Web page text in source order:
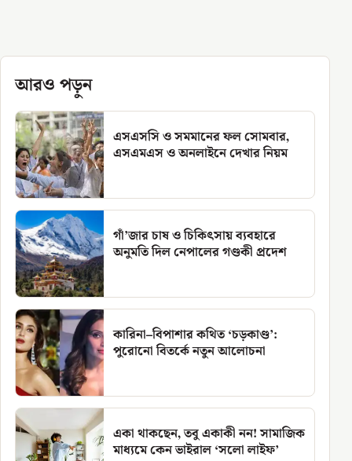
আরও পড়ুন
এসএসসি ও সমমানের ফল সোমবার,
এসএমএস ও অনলাইনে দেখার নিয়ম
গাঁ’জার চাষ ও চিকিৎসায় ব্যবহারে
অনুমতি দিল নেপালের গণ্ডকী প্রদেশ
কারিনা–বিপাশার কথিত ‘চড়কাণ্ড’:
পুরোনো বিতর্কে নতুন আলোচনা
একা থাকছেন, তবু একাকী নন! সামাজিক
মাধ্যমে কেন ভাইরাল ‘সলো লাইফ’